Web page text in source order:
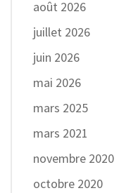
août 2026
juillet 2026
juin 2026
mai 2026
mars 2025
mars 2021
novembre 2020
octobre 2020